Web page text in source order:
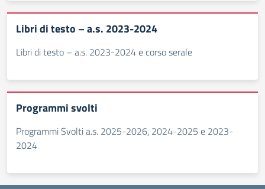
Libri di testo – a.s. 2023-2024
Libri di testo – a.s. 2023-2024 e corso serale
Programmi svolti
Programmi Svolti a.s. 2025-2026, 2024-2025 e 2023-
2024